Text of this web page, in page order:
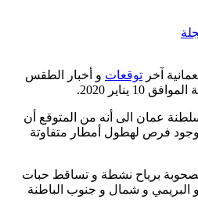
آخر توقعات و أخبار الطقس
يناير 2020.
عمان الى أنه من المتوقع أن
فرص لهطول أمطار متفاوتة
مصحوبة برياح نشطة و تساقط حبات
و شمال و جنوب الباطنة